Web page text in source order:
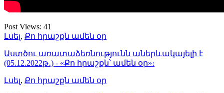
Post Views: 41
Լսել, Քո հրաշքն ամեն օր
Աստծու առատաձեռնությունն աներևակայելի է
(05.12.2022թ․) - «Քո հրաշքն՝ ամեն օր»։
Լսել, Քո հրաշքն ամեն օր